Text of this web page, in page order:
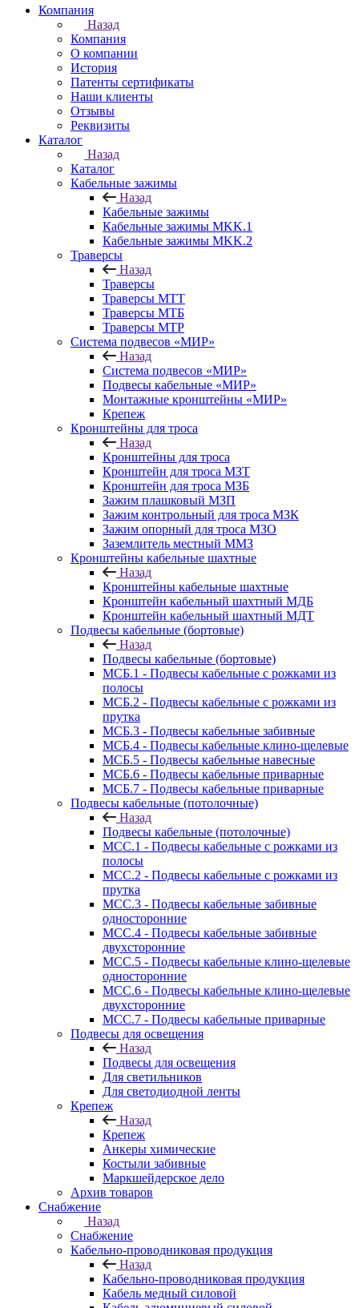
Компания
Назад
Компания
О компании
История
Патенты сертификаты
Наши клиенты
Отзывы
Реквизиты
Каталог
Назад
Каталог
Кабельные зажимы
Назад
Кабельные зажимы
Кабельные зажимы MKK.1
Кабельные зажимы MKK.2
Траверсы
Назад
Траверсы
Траверсы МТТ
Траверсы МТБ
Траверсы МТР
Система подвесов «МИР»
Назад
Система подвесов «МИР»
Подвесы кабельные «МИР»
Монтажные кронштейны «МИР»
Крепеж
Кронштейны для троса
Назад
Кронштейны для троса
Кронштейн для троса МЗТ
Кронштейн для троса МЗБ
Зажим плашковый MЗП
Зажим контрольный для троса МЗК
Зажим опорный для троса МЗО
Заземлитель местный ММЗ
Кронштейны кабельные шахтные
Назад
Кронштейны кабельные шахтные
Кронштейн кабельный шахтный МДБ
Кронштейн кабельный шахтный МДТ
Подвесы кабельные (бортовые)
Назад
Подвесы кабельные (бортовые)
МСБ.1 - Подвесы кабельные с рожками из
полосы
МСБ.2 - Подвесы кабельные с рожками из
прутка
МСБ.3 - Подвесы кабельные забивные
МСБ.4 - Подвесы кабельные клино-щелевые
МСБ.5 - Подвесы кабельные навесные
МСБ.6 - Подвесы кабельные приварные
МСБ.7 - Подвесы кабельные приварные
Подвесы кабельные (потолочные)
Назад
Подвесы кабельные (потолочные)
МСС.1 - Подвесы кабельные с рожками из
полосы
МСС.2 - Подвесы кабельные с рожками из
прутка
МСС.3 - Подвесы кабельные забивные
односторонние
МСС.4 - Подвесы кабельные забивные
двухсторонние
МСС.5 - Подвесы кабельные клино-щелевые
односторонние
МСС.6 - Подвесы кабельные клино-щелевые
двухсторонние
МСС.7 - Подвесы кабельные приварные
Подвесы для освещения
Назад
Подвесы для освещения
Для светильников
Для светодиодной ленты
Крепеж
Назад
Крепеж
Анкеры химические
Костыли забивные
Маркшейдерское дело
Архив товаров
Снабжение
Назад
Снабжение
Кабельно-проводниковая продукция
Назад
Кабельно-проводниковая продукция
Кабель медный силовой